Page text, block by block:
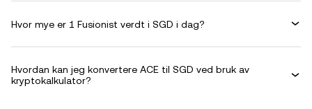
Hvor mye er 1 Fusionist verdt i SGD i dag?
Hvordan kan jeg konvertere ACE til SGD ved bruk av
kryptokalkulator?